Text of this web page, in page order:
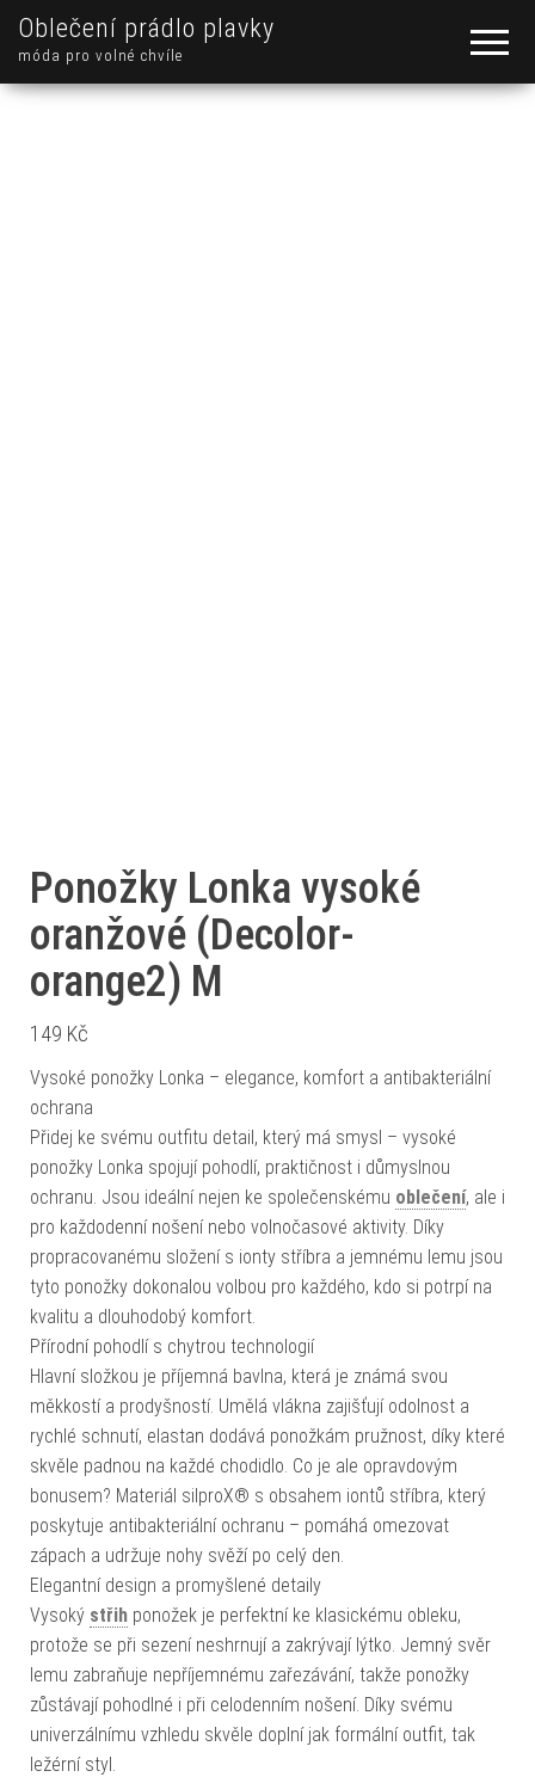
Oblečení prádlo plavky
móda pro volné chvíle
Ponožky Lonka vysoké
oranžové (Decolor-
orange2) M
149 Kč
Vysoké ponožky Lonka – elegance, komfort a antibakteriální
ochrana
Přidej ke svému outfitu detail, který má smysl – vysoké
ponožky Lonka spojují pohodlí, praktičnost i důmyslnou
ochranu. Jsou ideální nejen ke společenskému oblečení, ale i
pro každodenní nošení nebo volnočasové aktivity. Díky
propracovanému složení s ionty stříbra a jemnému lemu jsou
tyto ponožky dokonalou volbou pro každého, kdo si potrpí na
kvalitu a dlouhodobý komfort.
Přírodní pohodlí s chytrou technologií
Hlavní složkou je příjemná bavlna, která je známá svou
měkkostí a prodyšností. Umělá vlákna zajišťují odolnost a
rychlé schnutí, elastan dodává ponožkám pružnost, díky které
skvěle padnou na každé chodidlo. Co je ale opravdovým
bonusem? Materiál silproX® s obsahem iontů stříbra, který
poskytuje antibakteriální ochranu – pomáhá omezovat
zápach a udržuje nohy svěží po celý den.
Elegantní design a promyšlené detaily
Vysoký střih ponožek je perfektní ke klasickému obleku,
protože se při sezení neshrnují a zakrývají lýtko. Jemný svěr
lemu zabraňuje nepříjemnému zařezávání, takže ponožky
zůstávají pohodlné i při celodenním nošení. Díky svému
univerzálnímu vzhledu skvěle doplní jak formální outfit, tak
ležérní styl.